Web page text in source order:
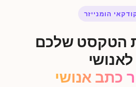
הומנייזר
הטקסט שלכם
לאנושי
כתב אנושי